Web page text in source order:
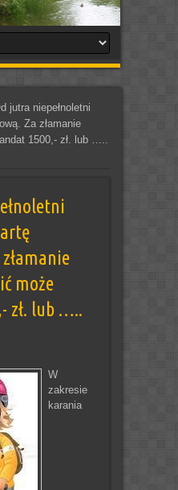
jutra niepełnoletni
Za złamanie
1500,- zł. lub …..
może
zł. lub …..
W
zakresie
karania